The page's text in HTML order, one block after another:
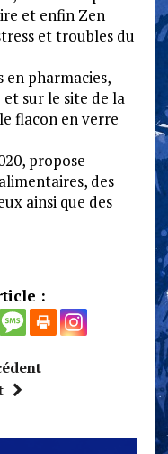
et enfin Zen
et troubles du
en pharmacies,
et sur le site de la
flacon en verre
propose
des
ainsi que des
: